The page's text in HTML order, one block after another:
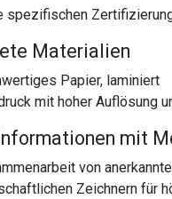
spezifischen
Materialien
Papier, laminiert
mit hoher Auflösung
mit
von
Zeichnern für